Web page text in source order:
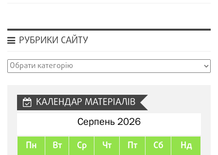
РУБРИКИ САЙТУ
Рубрики
КАЛЕНДАР МАТЕРІАЛІВ
Серпень 2026
Пн Вт Ср Чт Пт Сб Нд